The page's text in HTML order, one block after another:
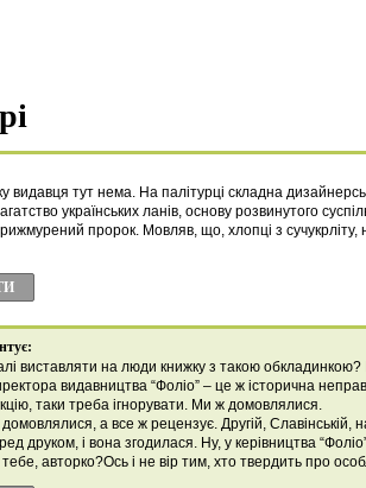
видавця тут нема. На палітурці складна
українських ланів, основу розвинутого
пророк. Мовляв, що, хлопці з сучукрліту,
виставляти на люди книжку з такою
видавництва “Фоліо” – це ж історична
таки треба ігнорувати. Ми ж домовлялися.
а все ж рецензує. Другій, Славінській,
друком, і вона згодилася. Ну, у керівництва
авторко?Ось і не вір тим, хто твердить про